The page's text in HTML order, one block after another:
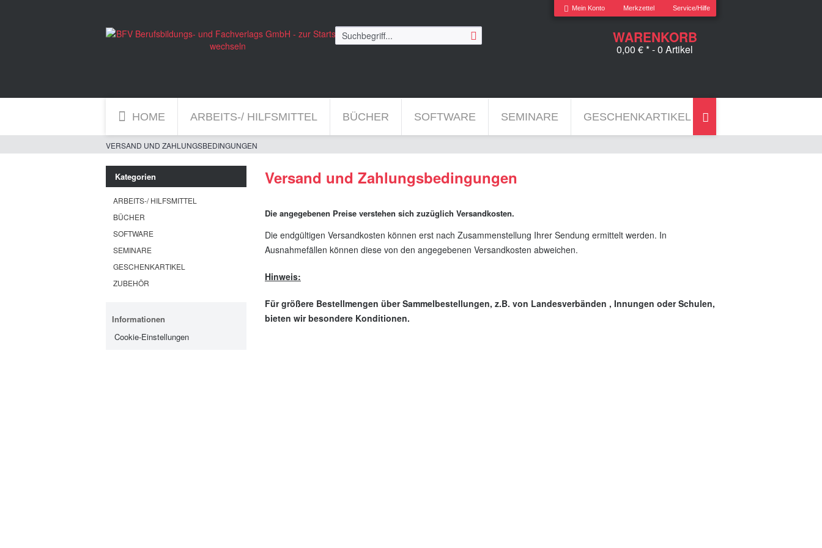
Mein Konto Merkzettel Service/Hilfe
WARENKORB
0,00 € *- 0 Artikel
HOME ARBEITS-/ HILFSMITTEL BÜCHER SOFTWARE SEMINARE GESCHENKARTIKEL 
VERSAND UND ZAHLUNGSBEDINGUNGEN
Kategorien
ARBEITS-/ HILFSMITTEL
BÜCHER
SOFTWARE
SEMINARE
GESCHENKARTIKEL
ZUBEHÖR
Informationen
Cookie-Einstellungen
Versand und Zahlungsbedingungen
Die angegebenen Preise verstehen sich zuzüglich Versandkosten.
Die endgültigen Versandkosten können erst nach Zusammenstellung Ihrer Sendung ermittelt werden. In
Ausnahmefällen können diese von den angegebenen Versandkosten abweichen.
Hinweis:
Für größere Bestellmengen über Sammelbestellungen, z.B. von Landesverbänden , Innungen oder Schulen,
bieten wir besondere Konditionen.